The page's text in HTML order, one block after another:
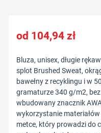
104,94zł
Bluza, unisex, długie
splot Brushed Sweat,
bawełny z recyklingu i w
gramaturze 340 g/m2,
wbudowany znacznik
wykorzystanie
metce, który prowadzi do